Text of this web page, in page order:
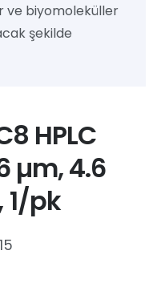
ve biyomoleküller
şekilde
HPLC
µm, 4.6
1/pk